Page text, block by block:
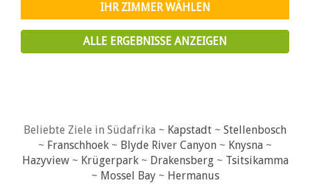
IHR ZIMMER WÄHLEN
ALLE ERGEBNISSE ANZEIGEN
Beliebte Ziele in Südafrika ~ Kapstadt ~ Stellenbosch
~ Franschhoek ~ Blyde River Canyon ~ Knysna ~
Hazyview~ Krügerpark~ Drakensberg~ Tsitsikamma
~ Mossel Bay~ Hermanus